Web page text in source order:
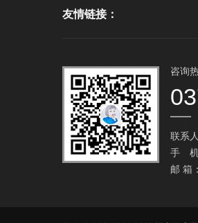
友情链接：
咨询
联系
手 机
邮 箱：